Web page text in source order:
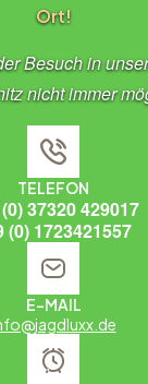
Ort!
Besuch in
nicht immer
TELEFON
37320 429017
(0) 1723421557
E-MAIL